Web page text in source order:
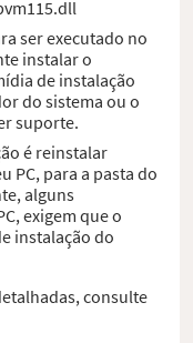
ser executado no
instalar o
de instalação
do sistema ou o
suporte.
é reinstalar
PC, para a pasta do
alguns
exigem que o
instalação do
consulte